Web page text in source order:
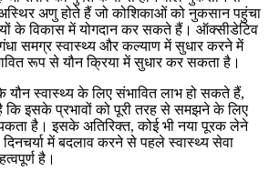
अणु होते हैं जो कोशिकाओं को नुकसान पहुंचा
के विकास में योगदान कर सकते हैं। ऑक्सीडेटिव
समग्र स्वास्थ्य और कल्याण में सुधार करने में
रूप से यौन क्रिया में सुधार कर सकता है।
स्वास्थ्य के लिए संभावित लाभ हो सकते हैं,
कि इसके प्रभावों को पूरी तरह से समझने के लिए
है। इसके अतिरिक्त, कोई भी नया पूरक लेने
में बदलाव करने से पहले स्वास्थ्य सेवा
है।